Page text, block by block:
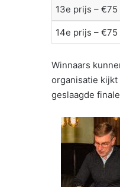
13e prijs –
14e prijs – €75
Winnaars
organisatie
geslaagde